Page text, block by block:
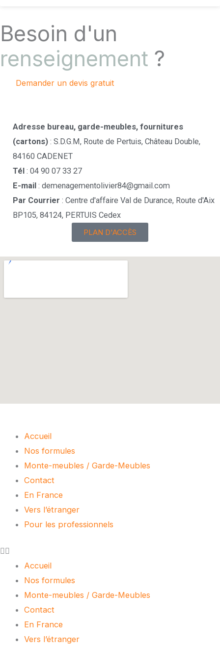
Besoin d'un
renseignement ?
Demander un devis gratuit
Adresse bureau, garde-meubles, fournitures
(cartons): S.D.G.M, Route de Pertuis, Château Double,
84160 CADENET
Tél: 04 90 07 33 27
E-mail: demenagementolivier84@gmail.com
Par Courrier : Centre d'affaire Val de Durance, Route d'Aix
BP105, 84124, PERTUIS Cedex
PLAN D'ACCÈS
Accueil
Nos formules
Monte-meubles / Garde-Meubles
Contact
En France
Vers l’étranger
Pour les professionnels
Accueil
Nos formules
Monte-meubles / Garde-Meubles
Contact
En France
Vers l’étranger